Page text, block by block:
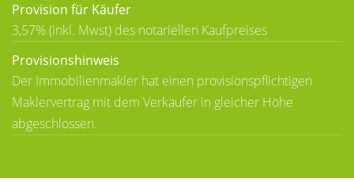
Provision für Käufer
3,57% (inkl. Mwst) des notariellen Kaufpreises
Provisionshinweis
Der Immobilienmakler hat einen provisionspflichtigen
Maklervertrag mit dem Verkäufer in gleicher Höhe
abgeschlossen.